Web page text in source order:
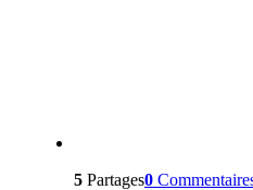
5 Partages0